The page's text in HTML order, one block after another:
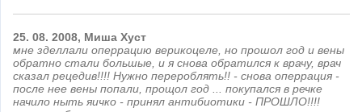
25. 08. 2008, Миша Хуст
мне зделлали оперрацию верикоцеле, но прошол год и вены
обратно стали большые, и я снова обратился к врачу, врач
сказал рецедив!!!! Нужно перероблять!! - снова оперрация -
после нее вены попали, прощол год ... покупался в речке
начило ныть яичко - принял антибиотики - ПРОШЛО!!!!